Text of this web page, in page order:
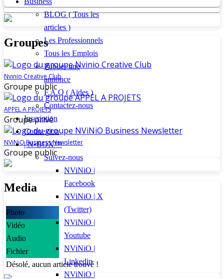
Groupes
Nvinio Creative Club
Groupe public
APPEL A PROJETS
Groupe privé
NViNiO Business Newsletter
Groupe public
Media
Photo
Vidéo
Audio
Fichier
Désolé, aucun article trouvé !
BLOG ( Tous les
articles )
Les Professionnels
Tous les Emplois
Publier une
annonce
F.A.Q ( Aides )
Contactez-nous
Inscription
Connexion
| N•BOX™
Suivez-nous
NViNiO |
Facebook
NViNiO | X
(Twitter)
NViNiO |
Youtube
NViNiO |
Linkedin
NViNiO |